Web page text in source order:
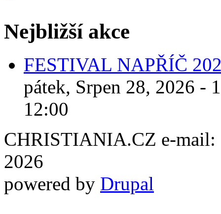
Nejbližší akce
FESTIVAL NAPŘÍČ
pátek, Srpen 28, 2026 -
12:00
CHRISTIANIA.CZ e-mail:
2026
powered by Drupal